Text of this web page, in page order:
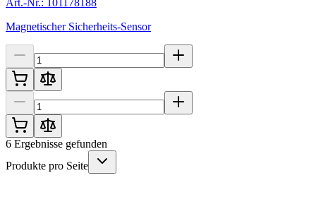
Art.-Nr.: 101178188
Magnetischer Sicherheits-Sensor
6 Ergebnisse gefunden
Produkte pro Seite